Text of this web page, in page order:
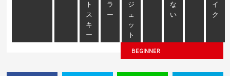
ト
ス
キ
ー
ラ
ー
ジ
ェ
ッ
ト
な
い
イ
ク
BEGINNER